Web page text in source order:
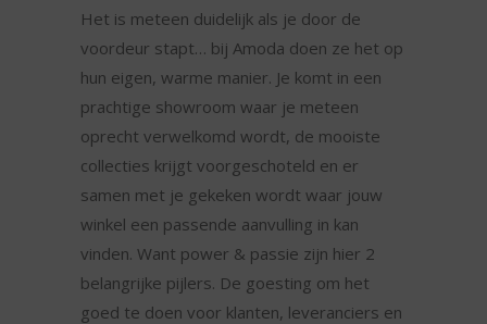
Het is meteen duidelijk als je door de
voordeur stapt… bij Amoda doen ze het op
hun eigen, warme manier. Je komt in een
prachtige showroom waar je meteen
oprecht verwelkomd wordt, de mooiste
collecties krijgt voorgeschoteld en er
samen met je gekeken wordt waar jouw
winkel een passende aanvulling in kan
vinden. Want power & passie zijn hier 2
belangrijke pijlers. De goesting om het
goed te doen voor klanten, leveranciers en